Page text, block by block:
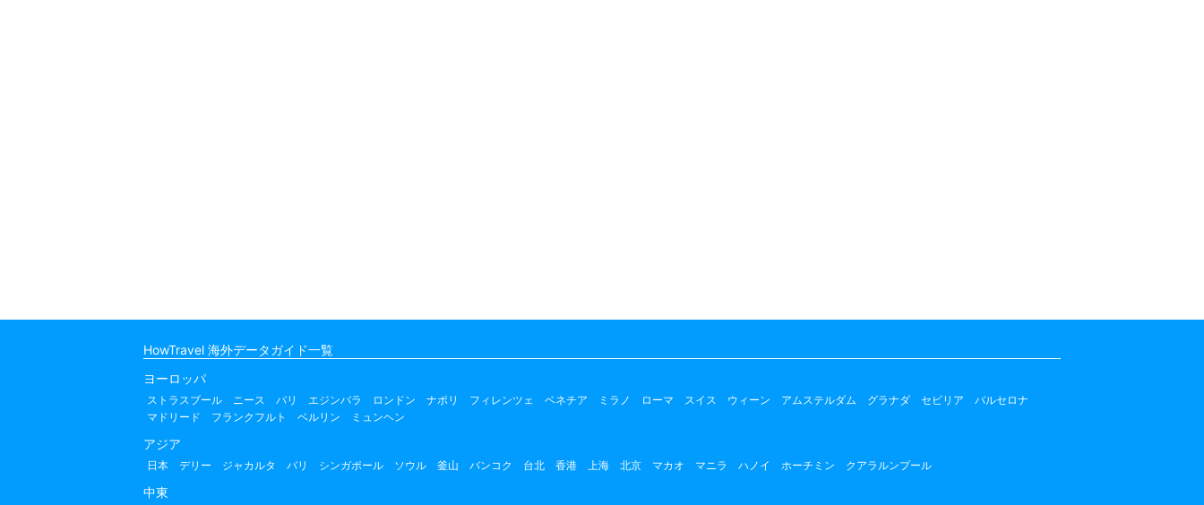
HowTravel 海外データガイド一覧
ヨーロッパ
ストラスブール ニース パリ エジンバラ ロンドン ナポリ フィレンツェ ベネチア ミラノ ローマ スイス ウィーン アムステルダム グラナダ セビリア
バルセロナ
マドリード
フランクフルト ベルリン ミュンヘン
アジア
日本 デリー ジャカルタ バリ シンガポール ソウル 釜山 バンコク 台北 香港 上海 北京 マカオ マニラ ハノイ ホーチミン クアラルンプール
中東